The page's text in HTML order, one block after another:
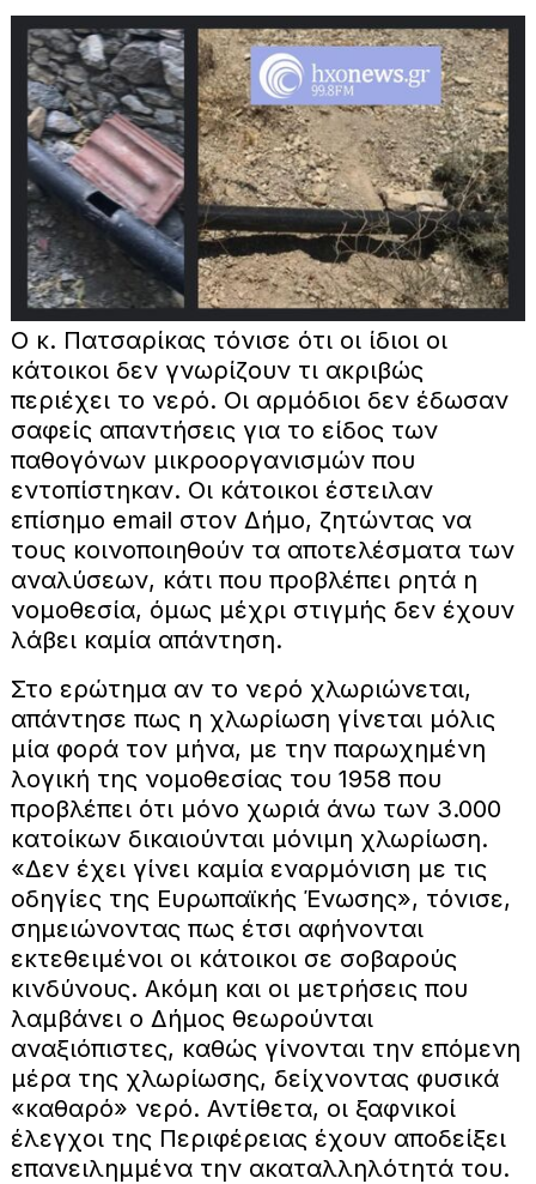
Ο κ. Πατσαρίκας τόνισε ότι οι ίδιοι οι
κάτοικοι δεν γνωρίζουν τι ακριβώς
περιέχει το νερό. Οι αρμόδιοι δεν έδωσαν
σαφείς απαντήσεις για το είδος των
παθογόνων μικροοργανισμών που
εντοπίστηκαν. Οι κάτοικοι έστειλαν
επίσημο email στον Δήμο, ζητώντας να
τους κοινοποιηθούν τα αποτελέσματα των
αναλύσεων, κάτι που προβλέπει ρητά η
νομοθεσία, όμως μέχρι στιγμής δεν έχουν
λάβει καμία απάντηση.
Στο ερώτημα αν το νερό χλωριώνεται,
απάντησε πως η χλωρίωση γίνεται μόλις
μία φορά τον μήνα, με την παρωχημένη
λογική της νομοθεσίας του 1958 που
προβλέπει ότι μόνο χωριά άνω των 3.000
κατοίκων δικαιούνται μόνιμη χλωρίωση.
«Δεν έχει γίνει καμία εναρμόνιση με τις
οδηγίες της Ευρωπαϊκής Ένωσης», τόνισε,
σημειώνοντας πως έτσι αφήνονται
εκτεθειμένοι οι κάτοικοι σε σοβαρούς
κινδύνους. Ακόμη και οι μετρήσεις που
λαμβάνει ο Δήμος θεωρούνται
αναξιόπιστες, καθώς γίνονται την επόμενη
μέρα της χλωρίωσης, δείχνοντας φυσικά
«καθαρό» νερό. Αντίθετα, οι ξαφνικοί
έλεγχοι της Περιφέρειας έχουν αποδείξει
επανειλημμένα την ακαταλληλότητά του.